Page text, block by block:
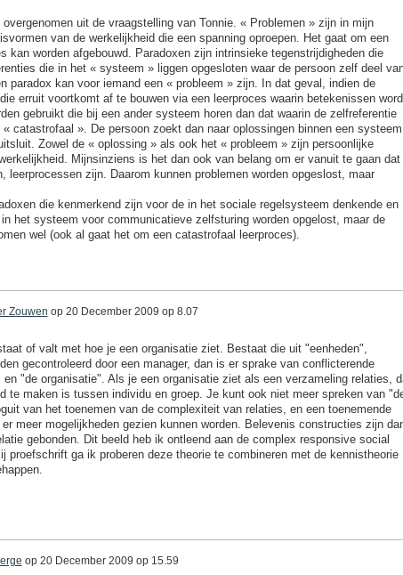
overgenomen uit de vraagstelling van Tonnie. « Problemen » zijn in mijn
van de werkelijkheid die een spanning oproepen. Het gaat om een
kan worden afgebouwd. Paradoxen zijn intrinsieke tegenstrijdigheden die
die in het « systeem » liggen opgesloten waar de persoon zelf deel
paradox kan voor iemand een « probleem » zijn. In dat geval, indien de
erruit voortkomt af te bouwen via een leerproces waarin betekenissen
gebruikt die bij een ander systeem horen dan dat waarin de zelfreferentie
catastrofaal ». De persoon zoekt dan naar oplossingen binnen een systeem
Zowel de « oplossing » als ook het « probleem » zijn persoonlijke
Mijnsinziens is het dan ook van belang om er vanuit te gaan dat
leerprocessen zijn. Daarom kunnen problemen worden opgeslost, maar
die kenmerkend zijn voor de in het sociale regelsysteem denkende en
het systeem voor communicatieve zelfsturing worden opgelost, maar de
wel (ook al gaat het om een catastrofaal leerproces).
Zouwen op 20 December 2009 op 8.07
of valt met hoe je een organisatie ziet. Bestaat die uit "eenheden",
gecontroleerd door een manager, dan is er sprake van conflicterende
"de organisatie". Als je een organisatie ziet als een verzameling relaties,
te maken is tussen individu en groep. Je kunt ook niet meer spreken van
van het toenemen van de complexiteit van relaties, en een toenemende
meer mogelijkheden gezien kunnen worden. Belevenis constructies zijn
gebonden. Dit beeld heb ik ontleend aan de complex responsive social
proefschrift ga ik proberen deze theorie te combineren met de kennistheorie
op 20 December 2009 op 15.59